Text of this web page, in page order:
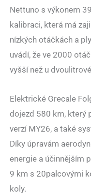
Nettuno s výkonem
kalibraci, která má
nízkých otáčkách a
uvádí, že ve 2000
vyšší než u
Elektrické Grecale
dojezd 580 km, který
verzí MY26, a také
Díky úpravám
energie a účinnějším
9 km s 20palcovými
koly.